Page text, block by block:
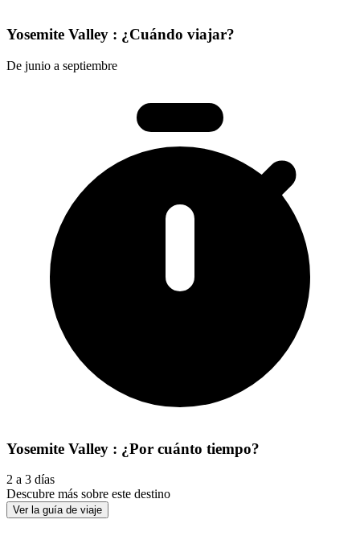
Yosemite Valley : ¿Cuándo viajar?
De junio a septiembre
Yosemite Valley : ¿Por cuánto tiempo?
2 a 3 días
Descubre más sobre este destino
Ver la guía de viaje